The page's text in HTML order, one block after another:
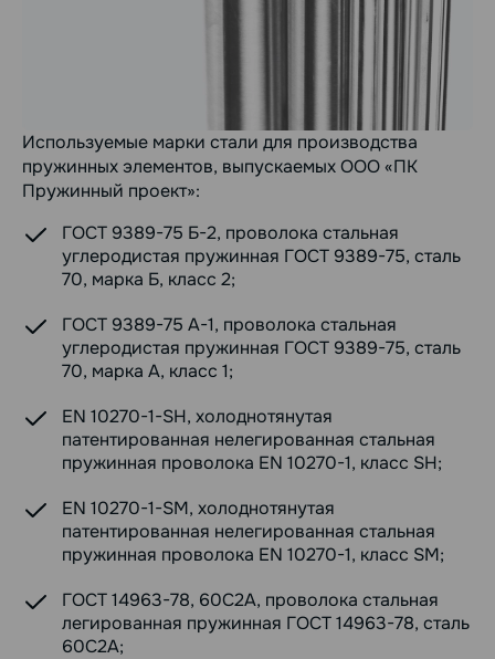
Используемые марки стали для производства
пружинных элементов, выпускаемых ООО «ПК
Пружинный проект»:
ГОСТ 9389-75 Б-2, проволока стальная
углеродистая пружинная ГОСТ 9389-75, сталь
70, марка Б, класс 2;
ГОСТ 9389-75 А-1, проволока стальная
углеродистая пружинная ГОСТ 9389-75, сталь
70, марка А, класс 1;
EN 10270-1-SH, холоднотянутая
патентированная нелегированная стальная
пружинная проволока EN 10270-1, класс SH;
EN 10270-1-SM, холоднотянутая
патентированная нелегированная стальная
пружинная проволока EN 10270-1, класс SM;
ГОСТ 14963-78, 60С2А, проволока стальная
легированная пружинная ГОСТ 14963-78, сталь
60С2А;